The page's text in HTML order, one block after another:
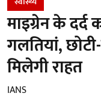
माइग्रेन के
गलतियां,
मिलेगी राहत
IANS